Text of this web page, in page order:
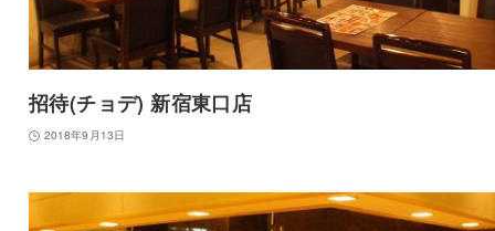
招待(チョデ) 新宿東口店
2018年9月13日